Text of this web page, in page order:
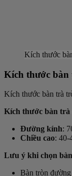
Kích thước
Kích thước bàn
Kích thước bàn trà
Kích thước bàn trà
Đường kính:
Chiều cao: 40-
Lưu ý khi chọn
Bàn tròn